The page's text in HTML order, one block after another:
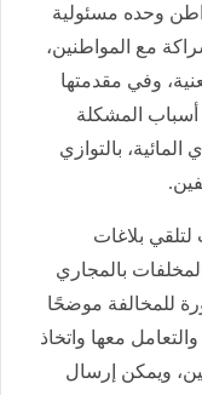
وحده مسئولية
مع المواطنين،
وفي مقدمتها
أسباب المشكلة
بالتوازي
بلاغات
بالمجاري
للمخالفة موضحًا
معها واتخاذ
ويمكن إرسال